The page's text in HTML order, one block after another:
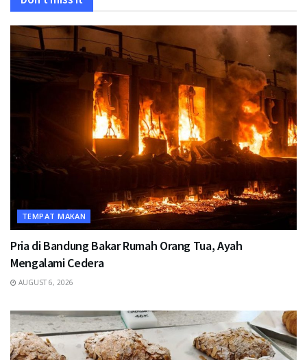
TEMPAT MAKAN
Pria di Bandung Bakar Rumah Orang Tua, Ayah
Mengalami Cedera
AUGUST 6, 2026